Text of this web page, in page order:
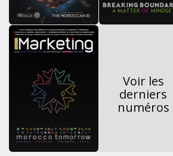
Voir les
derniers
numéros